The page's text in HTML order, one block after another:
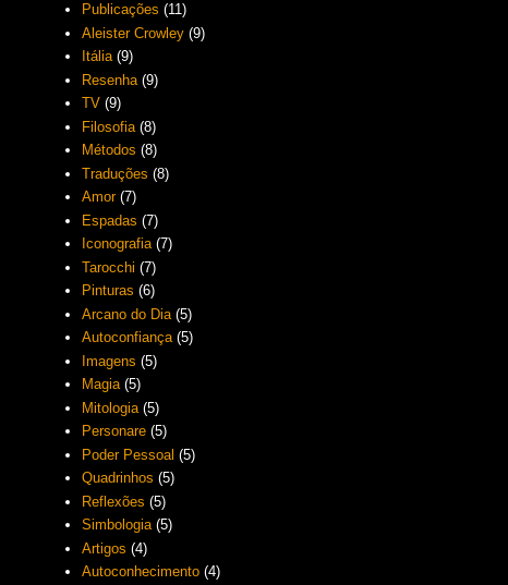
Publicações (11)
Aleister Crowley (9)
Itália (9)
Resenha (9)
TV (9)
Filosofia (8)
Métodos (8)
Traduções (8)
Amor (7)
Espadas (7)
Iconografia (7)
Tarocchi (7)
Pinturas (6)
Arcano do Dia (5)
Autoconfiança (5)
Imagens (5)
Magia (5)
Mitologia (5)
Personare (5)
Poder Pessoal (5)
Quadrinhos (5)
Reflexões (5)
Simbologia (5)
Artigos (4)
Autoconhecimento (4)